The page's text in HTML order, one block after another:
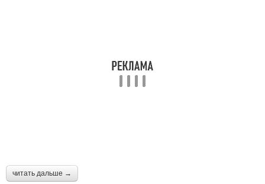
читать дальше →